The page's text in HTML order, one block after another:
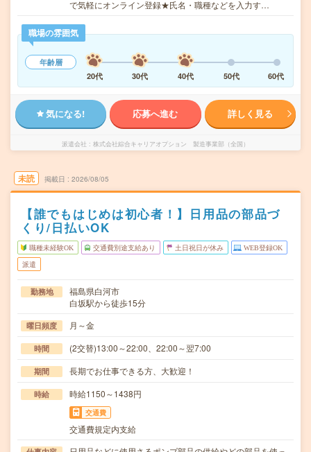
で気軽にオンライン登録★氏名・職種などを入力す…
職場の雰囲気
年齢層
20代
30代 40代 50代 60代
気になる! 応募へ進む 詳しく見る
派遣会社 株式会社綜合キャリアオプション 製造事業部（全国）
未読 掲載日 2026/08/05
【誰でもはじめは初心者！】日用品の部品づ
くり/日払いOK
職種未経験OK 交通費別途支給あり 土日祝日が休み WEB登録OK
派遣
勤務地
福島県白河市
白坂駅から徒歩15分
曜日頻度 月～金
時間 (2交替)13:00～22:00、22:00～翌7:00
期間 長期でお仕事できる方、大歓迎！
時給 時給1150～1438円
交通費
交通費規定内支給